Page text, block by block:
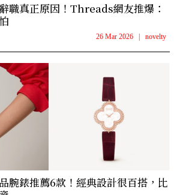
職真正原因！Threads網友推爆：
26 Mar 2026 novelty
腕錶推薦6款！經典設計很百搭，比